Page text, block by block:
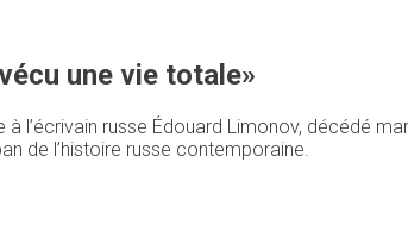
une vie totale»
l’écrivain russe Édouard Limonov, décédé
de l’histoire russe contemporaine.